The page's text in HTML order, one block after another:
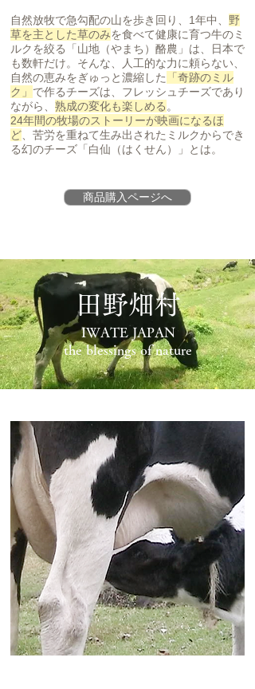
自然放牧で急勾配の山を歩き回り、1年中、 野
草を主とした草のみを食べて健康に育つ牛のミ
ルクを絞る「山地（やまち）酪農」は、日本で
も数軒だけ。そんな、人工的な力に頼らない、
自然の恵みをぎゅっと濃縮した
「奇跡のミル
ク」 で作るチーズは、フレッシュチーズであり
ながら、 熟成の変化も楽しめる 。
24年間の牧場のストーリーが映画になるほ
ど 、苦労を重ねて生み出されたミルクからでき
る幻のチーズ「白仙（はくせん）」とは。
商品購入ページへ
田野畑村
IWATE JAPAN
the blessings of nature